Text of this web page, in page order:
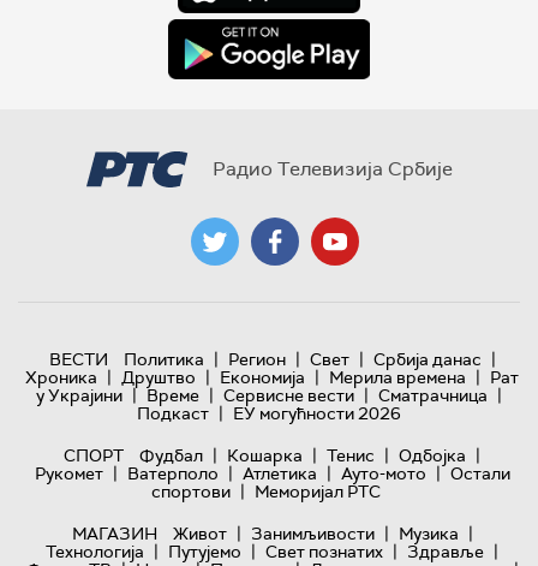
Радио Телевизија Србије
ВЕСТИ Политика | Регион | Свет | Србија данас |
Хроника | Друштво | Економија | Мерила времена | Рат
у Украјини | Време | Сервисне вести | Сматрачница |
Подкаст | ЕУ могућности 2026
СПОРТ
Фудбал | Кошарка | Тенис | Одбојка |
Рукомет | Ватерполо | Атлетика | Ауто-мото | Остали
спортови | Меморијал РТС
МАГАЗИН
Живот | Занимљивости | Музика |
Технологијa | Путујемо | Свет познатих | Здравље |